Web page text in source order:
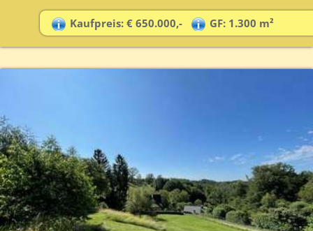
Kaufpreis: € 650.000,- GF: 1.300 m²